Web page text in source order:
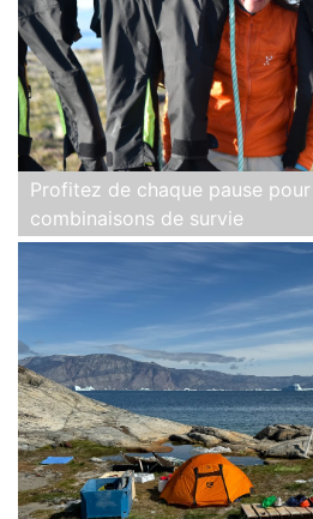
Profitez de chaque pause
combinaisons de survie